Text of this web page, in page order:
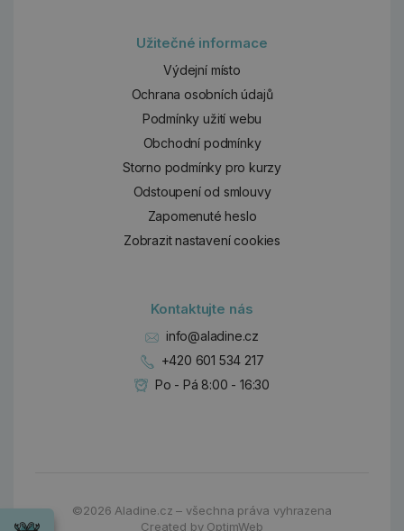
Užitečné informace
Výdejní místo
Ochrana osobních údajů
Podmínky užití webu
Obchodní podmínky
Storno podmínky pro kurzy
Odstoupení od smlouvy
Zapomenuté heslo
Zobrazit nastavení cookies
Kontaktujte nás
info@aladine.cz
+420 601 534 217
Po - Pá 8:00 - 16:30
©2026Aladine.cz – všechna práva vyhrazena
Created by OptimWeb
Wrendale